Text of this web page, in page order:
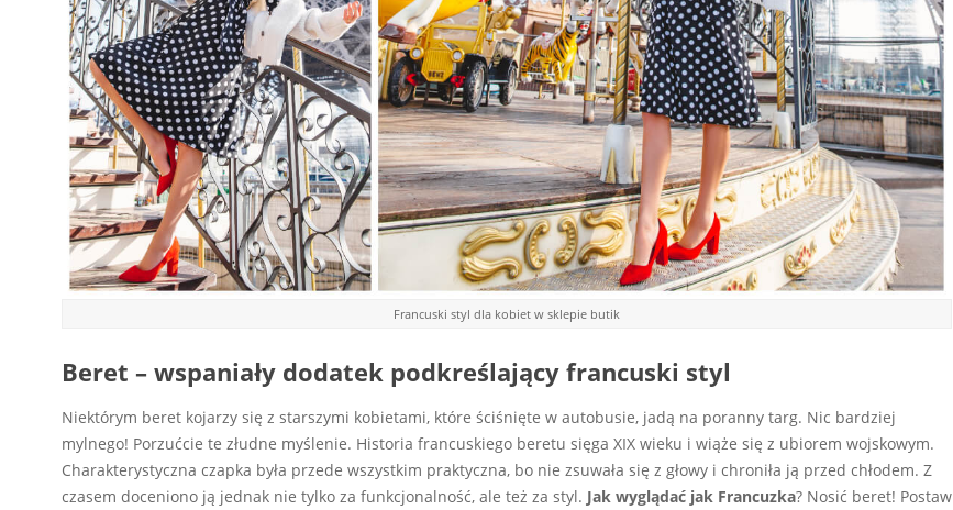
Francuski styl dla kobiet w sklepie butik
Beret – wspaniały dodatek podkreślający francuski styl
Niektórym beret kojarzy się z starszymi kobietami, które ściśnięte w autobusie, jadą na poranny targ. Nic bardziej
mylnego! Porzućcie te złudne myślenie. Historia francuskiego beretu sięga XIX wieku i wiąże się z ubiorem wojskowym.
Charakterystyczna czapka była przede wszystkim praktyczna, bo nie zsuwała się z głowy i chroniła ją przed chłodem. Z
czasem doceniono ją jednak nie tylko za funkcjonalność, ale też za styl. Jak wyglądać jak Francuzka? Nosić beret! Postaw